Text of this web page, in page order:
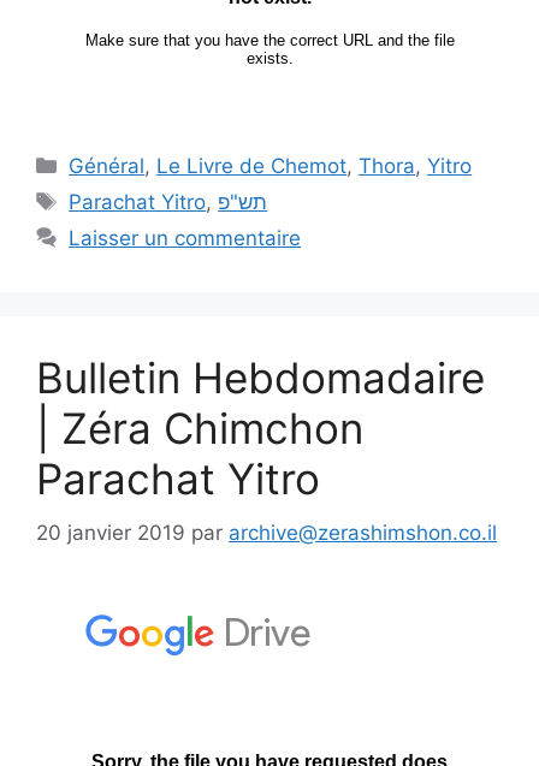
Général, Le Livre de Chemot,Thora,Yitro
Parachat Yitro, תש"פ
Laisser un commentaire
Bulletin Hebdomadaire
| Zéra Chimchon
Parachat Yitro
20 janvier 2019 par archive@zerashimshon.co.il